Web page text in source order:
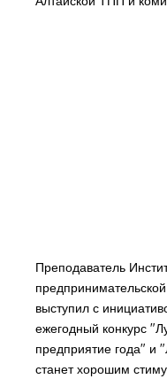
Преподаватель
выступил с
ежегодный конкурс
предприятие года" и
станет хорошим